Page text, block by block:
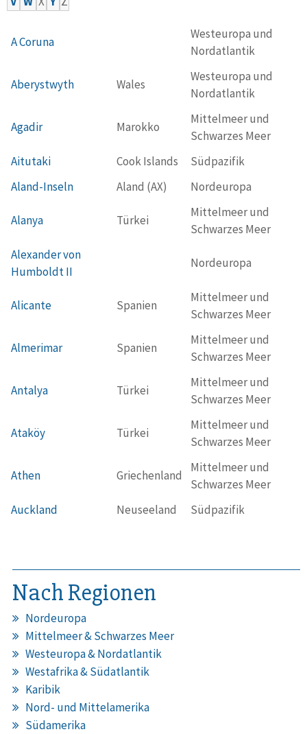
A Coruna
Westeuropa und
Nordatlantik
Aberystwyth Wales
Westeuropa und
Nordatlantik
Agadir Marokko
Mittelmeer und
Schwarzes Meer
Aitutaki
Cook Islands
Südpazifik
Aland-Inseln
Aland (AX) Nordeuropa
Alanya Türkei
Mittelmeer und
Schwarzes Meer
Alexander von
Humboldt II
Nordeuropa
Alicante Spanien
Mittelmeer und
Schwarzes Meer
Almerimar Spanien
Mittelmeer und
Schwarzes Meer
Antalya Türkei
Mittelmeer und
Schwarzes Meer
Ataköy Türkei
Mittelmeer und
Schwarzes Meer
Athen Griechenland
Mittelmeer und
Schwarzes Meer
Auckland
Neuseeland Südpazifik
Nach Regionen
Nordeuropa
Mittelmeer & Schwarzes Meer
Westeuropa & Nordatlantik
Westafrika & Südatlantik
Karibik
Nord- und Mittelamerika
Südamerika